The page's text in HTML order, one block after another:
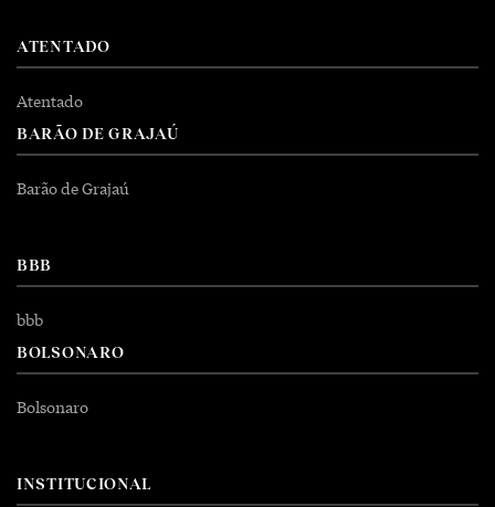
ATENTADO
Atentado
BARÃO DE GRAJAÚ
Barão de Grajaú
BBB
bbb
BOLSONARO
Bolsonaro
INSTITUCIONAL